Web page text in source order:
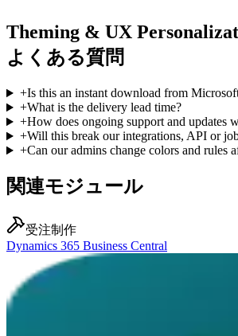
Theming & UX
よくある質問
+Is this an instant download from
+What is the delivery lead time?
+How does ongoing support and updates
+Will this break our integrations, API or
+Can our admins change colors and rules
関連モジュール
受注制作
Dynamics 365 Business Central